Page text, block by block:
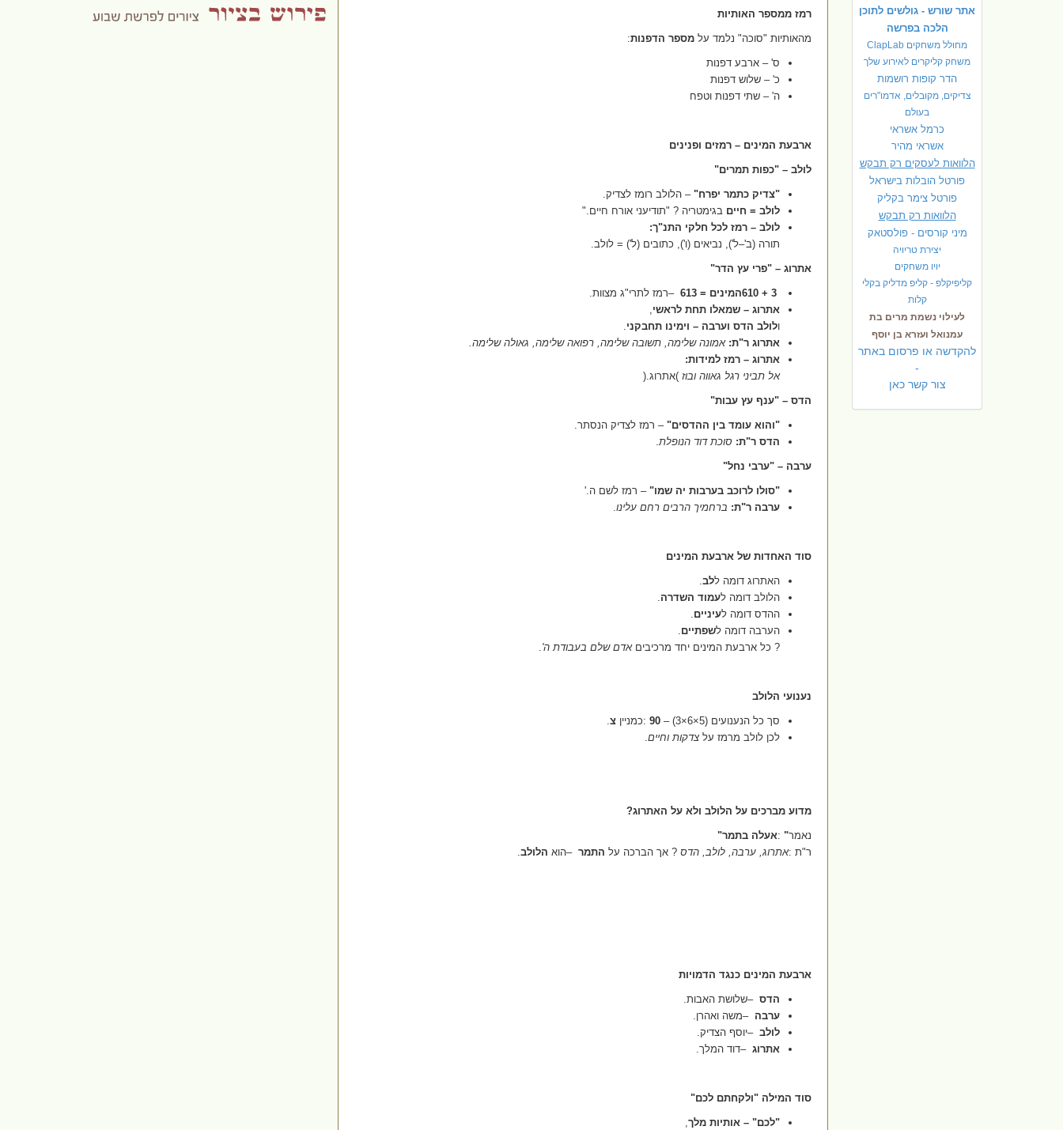
אתר שורש - גולשים לתוכן
הלכה בפרשה
מחולל משחקים ClapLab
משחק קליקרים לאירוע שלך
הדר קופות רושמות
צדיקים, מקובלים, אדמו"רים
בעולם
כרמל אשראי
אשראי מהיר
הלוואות לעסקים רק תבקש
פורטל הובלות בישראל
פורטל צימר בקליק
הלוואות רק תבקש
מיני קורסים - פולסטאק
יצירת טריויה
יויו משחקים
קליפיקלפ - קליפ מדליק בקלי
קלות
לעילוי נשמת מרים בת
עמנואל ועזרא בן יוסף
להקדשה או פרסום באתר
-
צור קשר כאן
רמז ממספר האותיות
מהאותיות "סוכה" נלמד על מספר הדפנות:
ס' – ארבע דפנות
כ' – שלוש דפנות
ה' – שתי דפנות וטפח
ארבעת המינים – רמזים ופנינים
לולב – "כפות תמרים"
"צדיק כתמר יפרח"
– הלולב רומז לצדיק
לולב = חיים בגימטריה ? "תודיעני אורח חיים ".
לולב – רמז לכל חלקי התנ"ך:
תורה (ב'–ל'), נביאים (ו'), כתובים (ל') = לולב
אתרוג – "פרי עץ הדר"
610 + 3המינים = 613 –רמז לתרי"ג מצוות
אתרוג – שמאלו תחת לראשי
ולולב הדס וערבה – וימינו תחבקני
אתרוג ר"ת: אמונה שלימה, תשובה שלימה, רפואה שלימה, גאולה שלימה
אתרוג – רמז למידות:
אל תביני רגל גאווה ובוז (אתרוג ).
הדס – "ענף עץ עבות"
"והוא עומד בין ההדסים"
– רמז לצדיק הנסתר
הדס ר"ת: סוכת דוד הנופלת
ערבה – "ערבי נחל"
"סולו לרוכב בערבות יה שמו"
– רמז לשם ה '.
ערבה ר"ת: ברחמיך הרבים רחם עלינו
סוד האחדות של ארבעת המינים
האתרוג דומה ללב
הלולב דומה לעמוד השדרה
ההדס דומה לעיניים
הערבה דומה לשפתיים
? כל ארבעת המינים יחד מרכיביםאדם שלם בעבודת ה'
נענועי הלולב
סך כל הנענועים : 90 – (3×6×5) כמניין צ
לכן לולב מרמז על צדקות וחיים
מדוע מברכים על הלולב ולא על האתרוג?
נאמר : " אעלה בתמר"
ר"ת :אתרוג, ערבה, לולב, הדס ? אך הברכה על התמר –הוא הלולב
ארבעת המינים כנגד הדמויות
הדס –שלושת האבות
ערבה –משה ואהרן
לולב –יוסף הצדיק
אתרוג –דוד המלך
סוד המילה "ולקחתם לכם"
"לכם" – אותיות מלך